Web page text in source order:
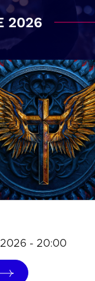
2026
- 20:00